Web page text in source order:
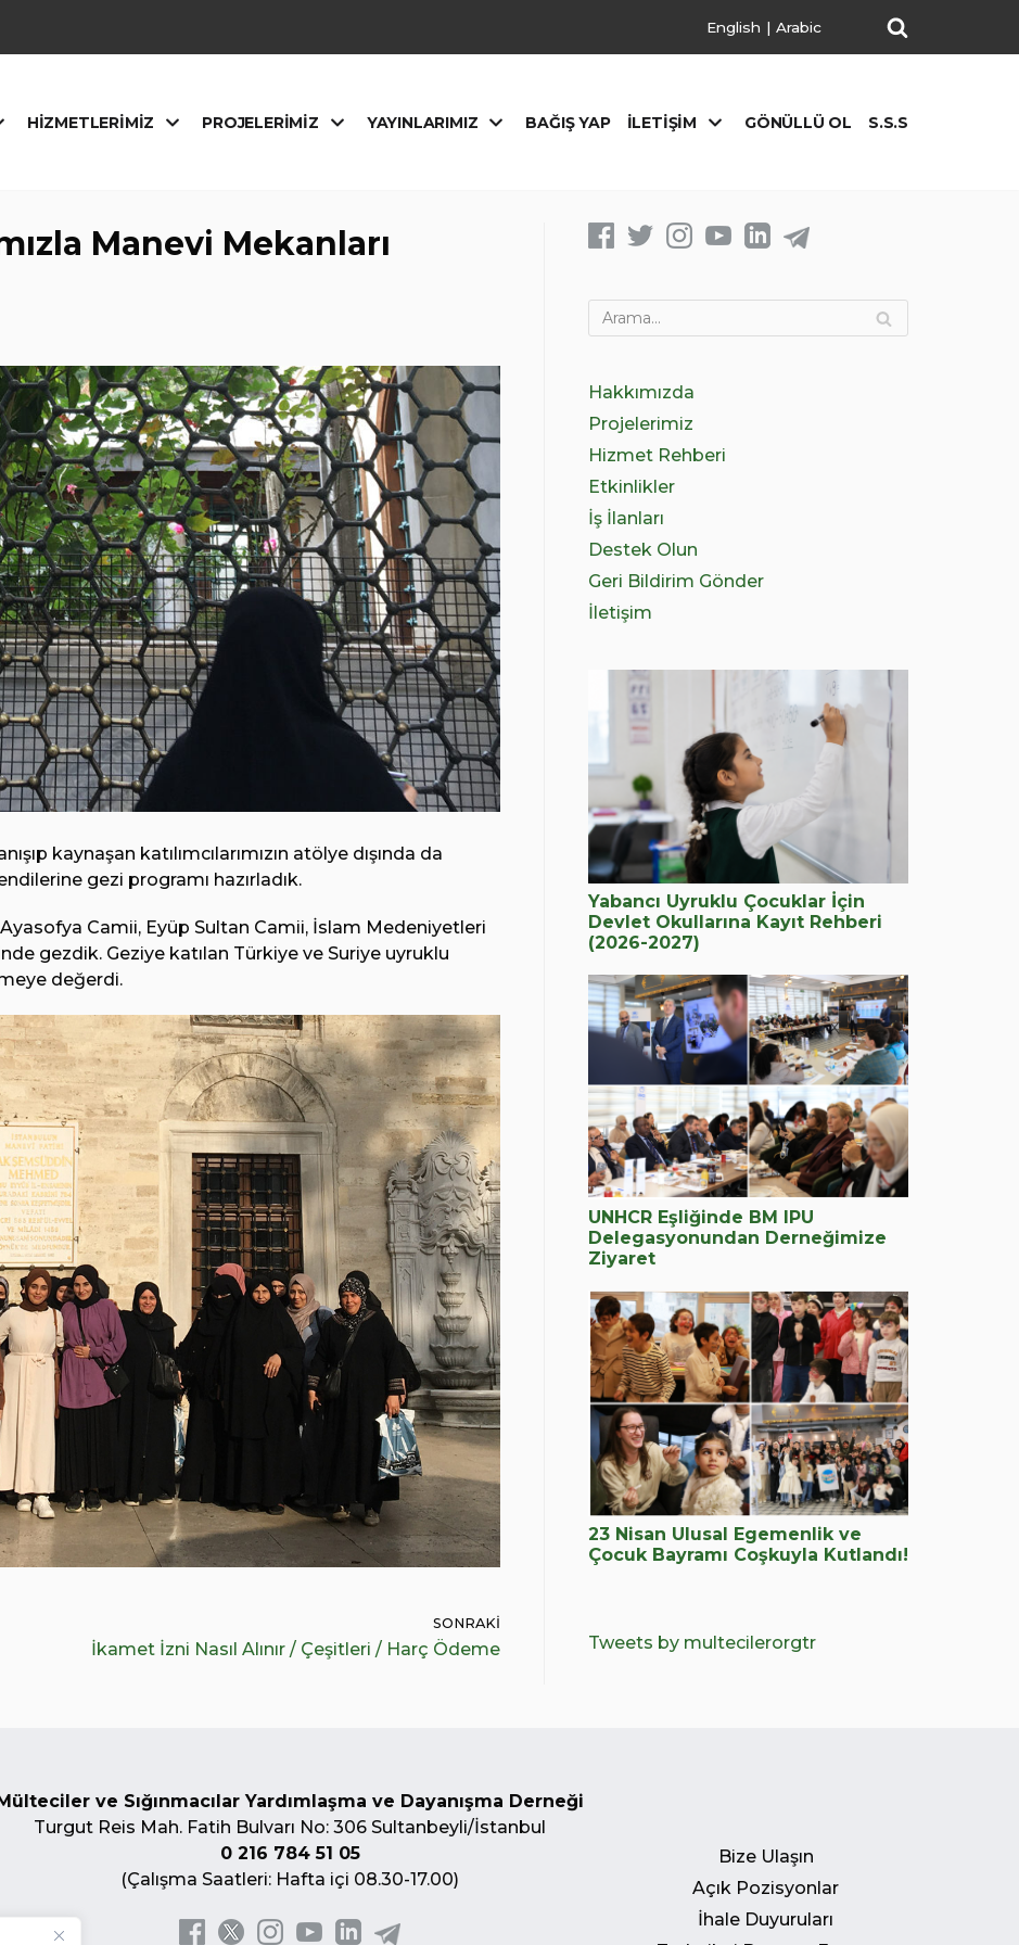
English | Arabic
HIZMETLERIMIZ PROJELERIMIZ YAYINLARIMIZ BAĞIŞ YAP İLETIŞIM GÖNÜLLÜ OL S.S.S
Manevi Mekanları
kaynaşan katılımcılarımızın atölye dışında da
gezi programı hazırladık.
Camii, Eyüp Sultan Camii, İslam Medeniyetleri
gezdik. Geziye katılan Türkiye ve Suriye uyruklu
değerdi.
SONRAKI
İkamet İzni Nasıl Alınır / Çeşitleri / Harç Ödeme
Hakkımızda
Projelerimiz
Hizmet Rehberi
Etkinlikler
İş İlanları
Destek Olun
Geri Bildirim Gönder
İletişim
Yabancı Uyruklu Çocuklar İçin
Devlet Okullarına Kayıt Rehberi
(2026-2027)
UNHCR Eşliğinde BM IPU
Delegasyonundan Derneğimize
Ziyaret
23 Nisan Ulusal Egemenlik ve
Çocuk Bayramı Coşkuyla Kutlandı!
Tweets by multecilerorgtr
ve Sığınmacılar Yardımlaşma ve Dayanışma Derneği
Turgut Reis Mah. Fatih Bulvarı No: 306 Sultanbeyli/İstanbul
0 216 784 51 05
(Çalışma Saatleri: Hafta içi 08.30-17.00)
Bize Ulaşın
Açık Pozisyonlar
İhale Duyuruları